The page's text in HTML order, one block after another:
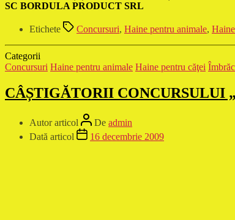
SC BORDULA PRODUCT SRL
Etichete Concursuri, Haine pentru animale,
Categorii
Concursuri Haine pentru animale Haine pentru căţei
CÂȘTIGĂTORII CONCURSULUI
Autor articol De admin
Dată articol
16 decembrie 2009